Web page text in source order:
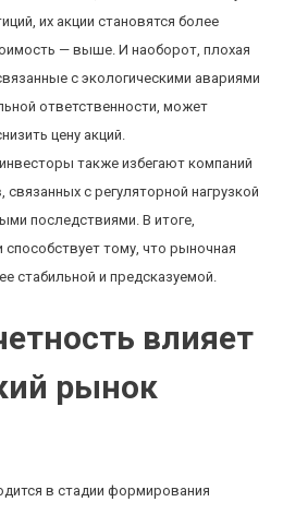
их акции становятся более
— выше. И наоборот, плохая
с экологическими авариями
ответственности, может
цену акций.
также избегают компаний
с регуляторной нагрузкой
последствиями. В итоге,
способствует тому, что рыночная
стабильной и предсказуемой.
влияет
рынок
в стадии формирования